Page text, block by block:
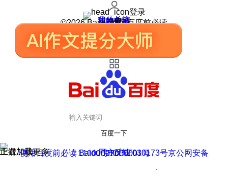
登录
我的关注
我的收藏
皮肤中心
用户反馈
设置
©2026 Baidu 使用百度前必读
百度一下
正在加载
上滑加载更多 用户反馈
使用百度前必读 Baidu 京ICP证030173号
京公网安备11000002000001号